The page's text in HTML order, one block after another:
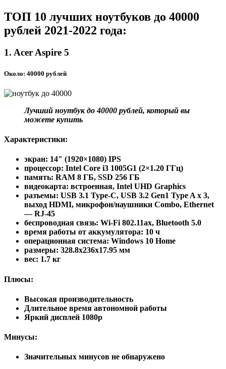
ТОП 10 лучших ноутбуков до 40000
рублей 2021-2022 года:
1. Acer Aspire 5
Около: 40000 рублей
Лучший ноутбук до 40000 рублей, который вы
можете купить
Характеристики:
экран: 14″ (1920×1080) IPS
процессор: Intel Core i3 1005G1 (2×1.20 ГГц)
память: RAM 8 ГБ, SSD 256 ГБ
видеокарта: встроенная, Intel UHD Graphics
разъемы: USB 3.1 Type-С, USB 3.2 Gen1 Type A x 3,
выход HDMI, микрофон/наушники Combo, Ethernet
— RJ-45
беспроводная связь: Wi-Fi 802.11ax, Bluetooth 5.0
время работы от аккумулятора: 10 ч
операционная система: Windows 10 Home
pазмеры: 328.8x236x17.95 мм
вес: 1.7 кг
Плюсы:
Высокая производительность
Длительное время автономной работы
Яркий дисплей 1080p
Минусы:
Значительных минусов не обнаружено